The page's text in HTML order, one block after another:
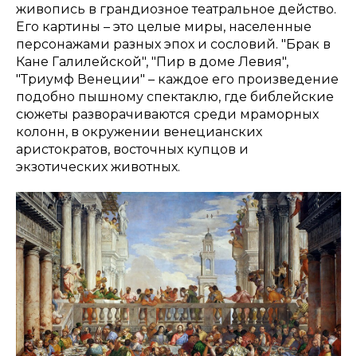
живопись в грандиозное театральное действо.
Его картины – это целые миры, населенные
персонажами разных эпох и сословий. "Брак в
Кане Галилейской", "Пир в доме Левия",
"Триумф Венеции" – каждое его произведение
подобно пышному спектаклю, где библейские
сюжеты разворачиваются среди мраморных
колонн, в окружении венецианских
аристократов, восточных купцов и
экзотических животных.